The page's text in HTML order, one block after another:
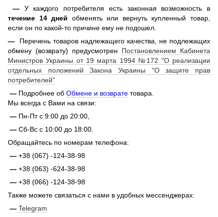
— У каждого потребителя есть законная возможность в
течение 14 дней обменять или вернуть купленный товар,
если он по какой-то причине ему не подошел.
—
Перечень товаров надлежащего качества, не подлежащих
обмену (возврату) предусмотрен Постановлением Кабинета
Министров Украины от 19 марта 1994 №172 "О реализации
отдельных положений Закона Украины "О защите прав
потребителей"
— Подробнее об Обмене и возврате товара.
Мы всегда с Вами на связи:
— Пн-Пт с 9:00 до 20:00,
— Сб-Вс с 10:00 до 18:00.
Обращайтесь по номерам телефона:
— +38 (067) -124-38-98
— +38 (063) -624-38-98
— +38 (066) -124-38-98
Также можете связаться с нами в удобных мессенджерах:
— Telegram